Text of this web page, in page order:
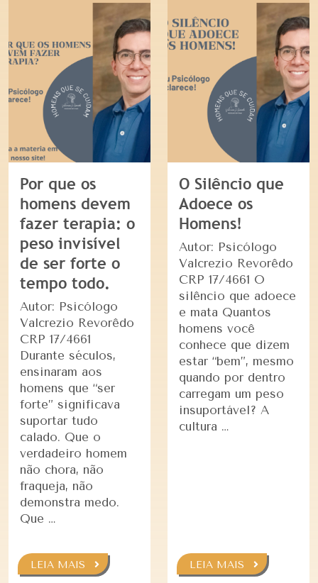
Por que os
homens devem
fazer terapia: o
peso invisível
de ser forte o
tempo todo.
Autor: Psicólogo
Valcrezio Revorêdo
CRP 17/4661
Durante séculos,
ensinaram aos
homens que “ser
forte” significava
suportar tudo
calado. Que o
verdadeiro homem
não chora, não
fraqueja, não
demonstra medo.
Que …
LEIA MAIS
O Silêncio que
Adoece os
Homens!
Autor: Psicólogo
Valcrezio Revorêdo
CRP 17/4661 O
silêncio que adoece
e mata Quantos
homens você
conhece que dizem
estar “bem”, mesmo
quando por dentro
carregam um peso
insuportável? A
cultura …
LEIA MAIS